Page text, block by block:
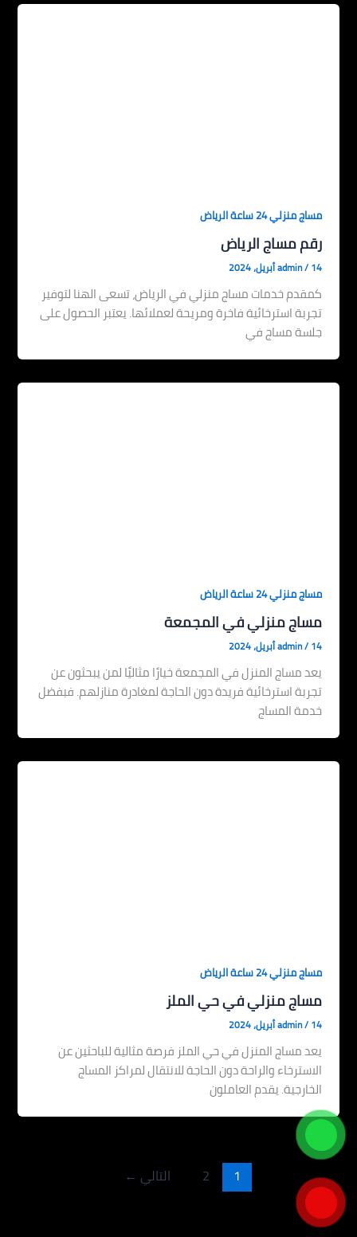
مساج منزلي 24 ساعة الرياض
رقم مساج الرياض
admin/14 أبريل، 2024
كمقدم خدمات مساج منزلي في الرياض، تسعى الهنا لتوفير
تجربة استرخائية فاخرة ومريحة لعملائها. يعتبر الحصول على
جلسة مساج في
مساج منزلي 24 ساعة الرياض
مساج منزلي في المجمعة
admin/14 أبريل، 2024
يعد مساج المنزل في المجمعة خيارًا مثاليًا لمن يبحثون عن
تجربة استرخائية فريدة دون الحاجة لمغادرة منازلهم. فبفضل
خدمة المساج
مساج منزلي 24 ساعة الرياض
مساج منزلي في حي الملز
admin/14 أبريل، 2024
يعد مساج المنزل في حي الملز فرصة مثالية للباحثين عن
الاسترخاء والراحة دون الحاجة للانتقال لمراكز المساج
الخارجية. يقدم العاملون
1
2 التالي ←